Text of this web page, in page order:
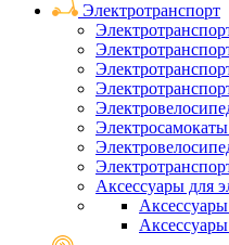
Электротранспорт
Аксессуары для